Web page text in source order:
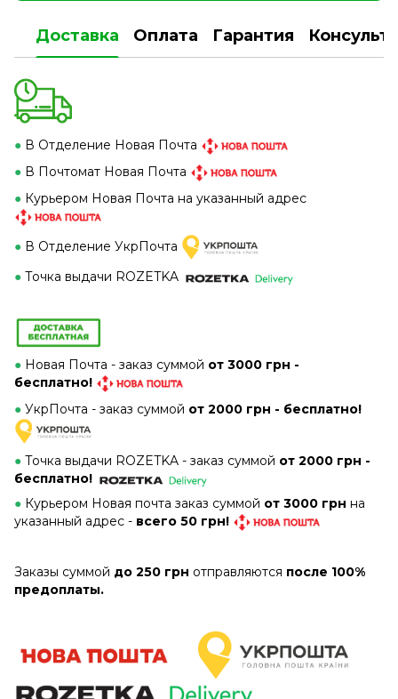
Доставка Оплата Гарантия
● В Отделение Новая Почта
● В Почтомат Новая Почта
● Курьером Новая Почта на указанный адрес
● В Отделение УкрПочта
● Точка выдачи ROZETKA
● Новая Почта - заказ суммой от 3000 грн -
бесплатно!
● УкрПочта - заказ суммой от 2000 грн - бесплатно!
● Точка выдачи ROZETKA - заказ суммой от 2000 грн -
бесплатно!
● Курьером Новая почта заказ суммой от 3000 грн на
указанный адрес - всего 50 грн!
Заказы суммой до 250 грн отправляются после 100%
предоплаты.